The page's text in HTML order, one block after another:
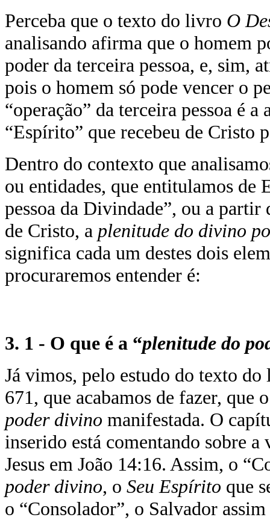
Perceba que o texto do livro O
analisando afirma que o homem
poder da terceira pessoa, e, sim,
pois o homem só pode vencer o
“operação” da terceira pessoa é
“Espírito” que recebeu de Cristo
Dentro do contexto que
ou entidades, que entitulamos
pessoa da Divindade”, ou a
de Cristo, a plenitude do divino
significa cada um destes dois
procuraremos entender é:
3. 1 - O que é a “plenitude do
Já vimos, pelo estudo do texto do
671, que acabamos de fazer,
poder divino manifestada. O
inserido está comentando sobre
Jesus em João 14:16. Assim, o
poder divino, o Seu Espírito que
o “Consolador”, o Salvador